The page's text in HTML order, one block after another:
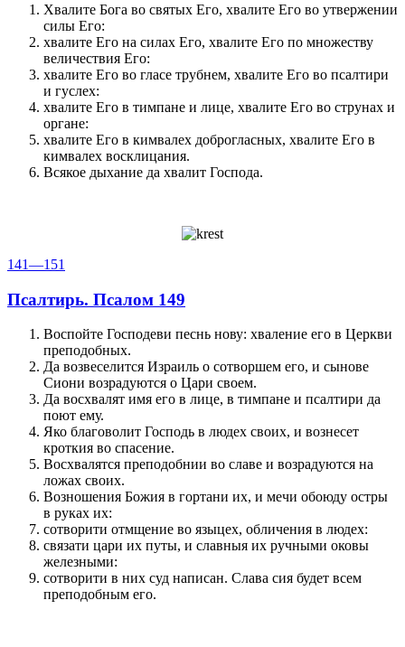
Хвалите Бога во святых Его, хвалите Его во утвержении
силы Его:
хвалите Его на силах Его, хвалите Его по множеству
величествия Его:
хвалите Его во гласе трубнем, хвалите Его во псалтири
и гуслех:
хвалите Его в тимпане и лице, хвалите Его во струнах и
органе:
хвалите Его в кимвалех доброгласных, хвалите Его в
кимвалех восклицания.
Всякое дыхание да хвалит Господа.
141—151
Псалтирь. Псалом 149
Воспойте Господеви песнь нову: хваление его в Церкви
преподобных.
Да возвеселится Израиль о сотворшем его, и сынове
Сиони возрадуются о Цари своем.
Да восхвалят имя его в лице, в тимпане и псалтири да
поют ему.
Яко благоволит Господь в людех своих, и вознесет
кроткия во спасение.
Восхвалятся преподобнии во славе и возрадуются на
ложах своих.
Возношения Божия в гортани их, и мечи обоюду остры
в руках их:
сотворити отмщение во языцех, обличения в людех:
связати цари их путы, и славныя их ручными оковы
железными:
сотворити в них суд написан. Слава сия будет всем
преподобным его.